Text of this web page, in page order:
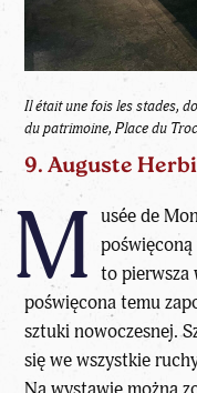
Il était une fois les stades,
du patrimoine, Place du
9. Auguste
M usée de
poświęconą
to pierwsza
poświęcona temu
sztuki nowoczesnej.
się we wszystkie